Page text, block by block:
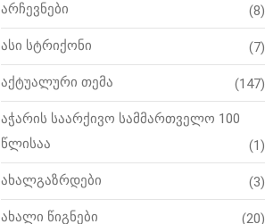
არჩევნები (8)
ასი სტრიქონი (7)
აქტუალური თემა (147)
აჭარის საარქივო სამმართველო 100
წლისაა
(1)
ახალგაზრდები (3)
ახალი წიგნები (20)